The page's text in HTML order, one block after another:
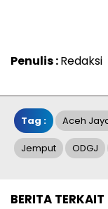
Penulis :Redaksi
Tag : Aceh
Jemput ODGJ
BERITA TERKAIT